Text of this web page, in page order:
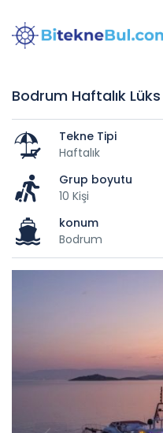
Bodrum Haftalık
Tekne Tipi
Haftalık
Grup boyutu
10 Kişi
konum
Bodrum